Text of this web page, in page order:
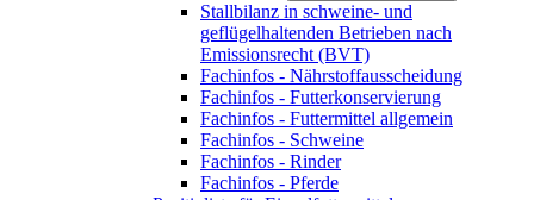
Stallbilanz in schweine- und
geflügelhaltenden Betrieben nach
Emissionsrecht (BVT)
Fachinfos - Nährstoffausscheidung
Fachinfos - Futterkonservierung
Fachinfos - Futtermittel allgemein
Fachinfos - Schweine
Fachinfos - Rinder
Fachinfos - Pferde